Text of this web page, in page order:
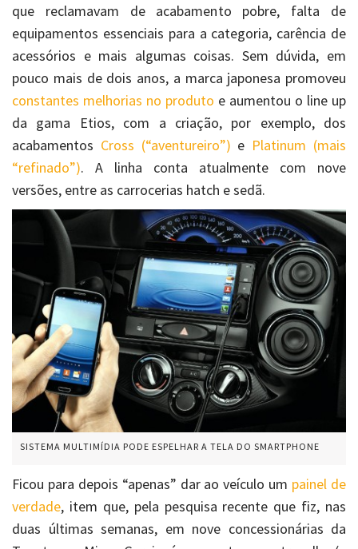
que reclamavam de acabamento pobre, falta de
equipamentos essenciais para a categoria, carência de
acessórios e mais algumas coisas. Sem dúvida, em
pouco mais de dois anos, a marca japonesa promoveu
constantes melhorias no produto e aumentou o line up
da gama Etios, com a criação, por exemplo, dos
acabamentos Cross (“aventureiro”) e Platinum (mais
“refinado”). A linha conta atualmente com nove
versões, entre as carrocerias hatch e sedã.
SISTEMA MULTIMÍDIA PODE ESPELHAR A TELA DO SMARTPHONE
Ficou para depois “apenas” dar ao veículo um painel de
verdade, item que, pela pesquisa recente que fiz, nas
duas últimas semanas, em nove concessionárias da